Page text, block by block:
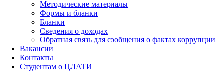
Методические материалы
Формы и бланки
Бланки
Сведения о доходах
Обратная связь для сообщения о фактах коррупции
Вакансии
Контакты
Студентам о ЦЛАТИ